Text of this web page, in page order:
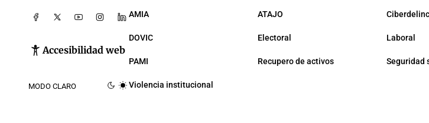
Accesibilidad web
MODO CLARO
AMIA ATAJO
DOVIC Electoral Laboral
PAMI Recupero de activos Seguridad
Violencia institucional